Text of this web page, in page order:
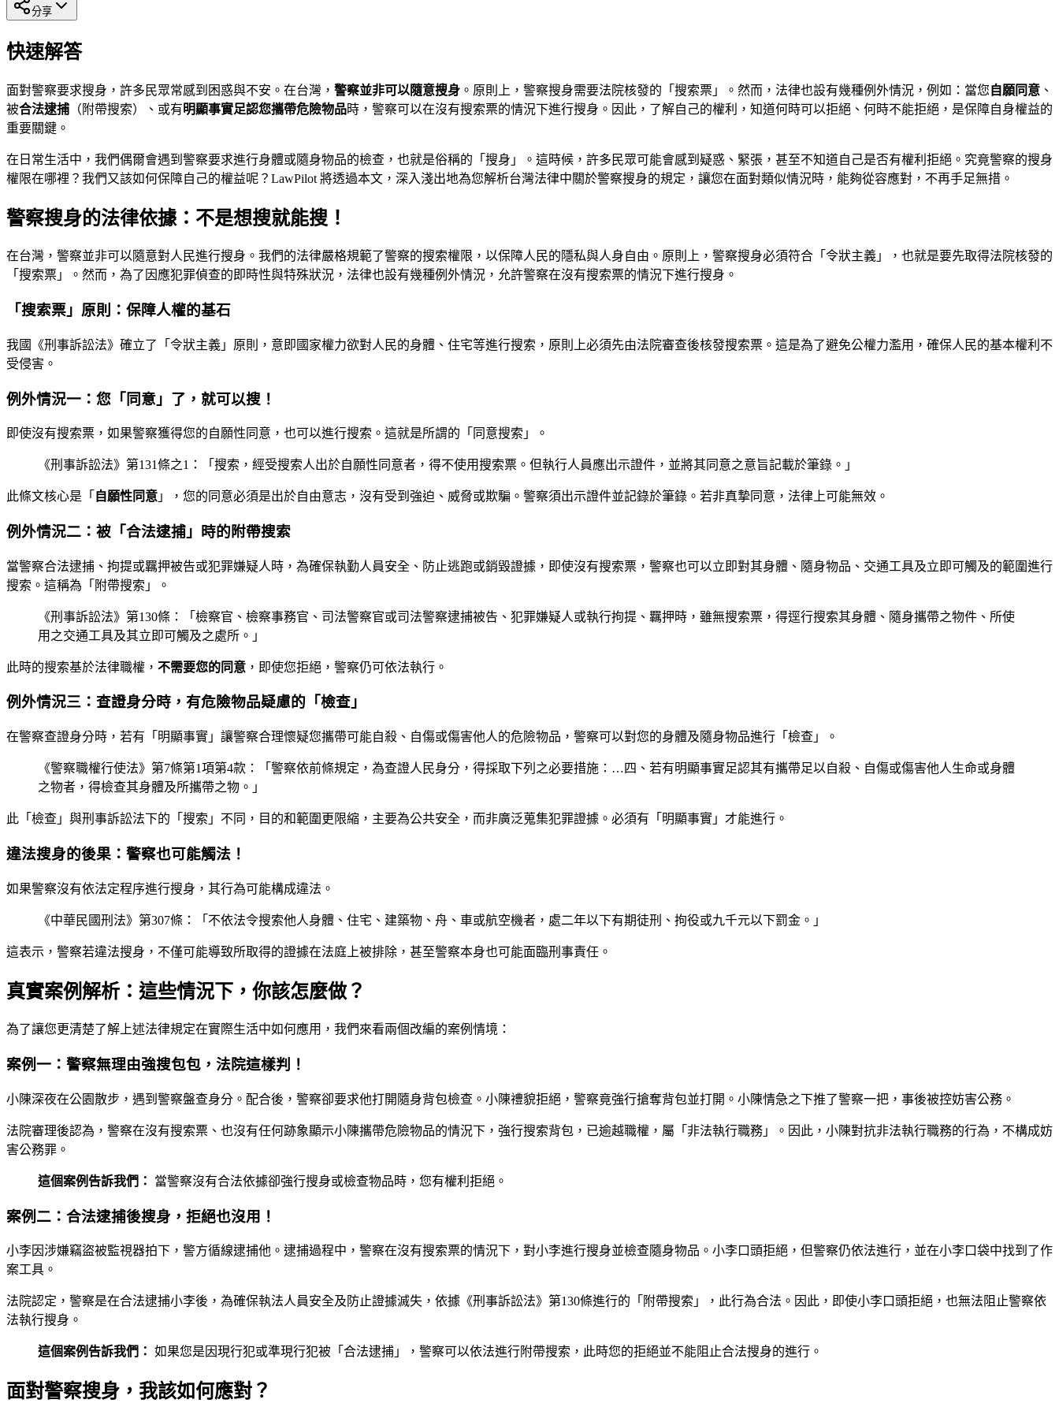
分享
快速解答
面對警察要求搜身，許多民眾常感到困惑與不安。在台灣， 警察並非可以隨意搜身 。原則上，警察搜身需要法院核發的「搜索票」。然而，法律也設有幾種例外情況，例如：當您 自願同意 、
被合法逮捕 （附帶搜索）、或有明顯事實足認您攜帶危險物品時，警察可以在沒有搜索票的情況下進行搜身。因此，了解自己的權利，知道何時可以拒絕、何時不能拒絕，是保障自身權益的
重要關鍵。
在日常生活中，我們偶爾會遇到警察要求進行身體或隨身物品的檢查，也就是俗稱的「搜身」。這時候，許多民眾可能會感到疑惑、緊張，甚至不知道自己是否有權利拒絕。究竟警察的搜身
權限在哪裡？我們又該如何保障自己的權益呢？LawPilot 將透過本文，深入淺出地為您解析台灣法律中關於警察搜身的規定，讓您在面對類似情況時，能夠從容應對，不再手足無措。
警察搜身的法律依據：不是想搜就能搜！
在台灣，警察並非可以隨意對人民進行搜身。我們的法律嚴格規範了警察的搜索權限，以保障人民的隱私與人身自由。原則上，警察搜身必須符合「令狀主義」，也就是要先取得法院核發的
「搜索票」。然而，為了因應犯罪偵查的即時性與特殊狀況，法律也設有幾種例外情況，允許警察在沒有搜索票的情況下進行搜身。
「搜索票」原則：保障人權的基石
我國《刑事訴訟法》確立了「令狀主義」原則，意即國家權力欲對人民的身體、住宅等進行搜索，原則上必須先由法院審查後核發搜索票。這是為了避免公權力濫用，確保人民的基本權利不
受侵害。
例外情況一：您「同意」了，就可以搜！
即使沒有搜索票，如果警察獲得您的自願性同意，也可以進行搜索。這就是所謂的「同意搜索」。
《刑事訴訟法》第131條之1：「搜索，經受搜索人出於自願性同意者，得不使用搜索票。但執行人員應出示證件，並將其同意之意旨記載於筆錄。」
此條文核心是「 自願性同意 」，您的同意必須是出於自由意志，沒有受到強迫、威脅或欺騙。警察須出示證件並記錄於筆錄。若非真摯同意，法律上可能無效。
例外情況二：被「合法逮捕」時的附帶搜索
當警察合法逮捕、拘提或羈押被告或犯罪嫌疑人時，為確保執勤人員安全、防止逃跑或銷毀證據，即使沒有搜索票，警察也可以立即對其身體、隨身物品、交通工具及立即可觸及的範圍進行
搜索。這稱為「附帶搜索」。
《刑事訴訟法》第130條：「檢察官、檢察事務官、司法警察官或司法警察逮捕被告、犯罪嫌疑人或執行拘提、羈押時，雖無搜索票，得逕行搜索其身體、隨身攜帶之物件、所使
用之交通工具及其立即可觸及之處所。」
此時的搜索基於法律職權， 不需要您的同意 ，即使您拒絕，警察仍可依法執行。
例外情況三：查證身分時，有危險物品疑慮的「檢查」
在警察查證身分時，若有「明顯事實」讓警察合理懷疑您攜帶可能自殺、自傷或傷害他人的危險物品，警察可以對您的身體及隨身物品進行「檢查」。
《警察職權行使法》第7條第1項第4款：「警察依前條規定，為查證人民身分，得採取下列之必要措施：…四、若有明顯事實足認其有攜帶足以自殺、自傷或傷害他人生命或身體
之物者，得檢查其身體及所攜帶之物。」
此「檢查」與刑事訴訟法下的「搜索」不同，目的和範圍更限縮，主要為公共安全，而非廣泛蒐集犯罪證據。必須有「明顯事實」才能進行。
違法搜身的後果：警察也可能觸法！
如果警察沒有依法定程序進行搜身，其行為可能構成違法。
《中華民國刑法》第307條：「不依法令搜索他人身體、住宅、建築物、舟、車或航空機者，處二年以下有期徒刑、拘役或九千元以下罰金。」
這表示，警察若違法搜身，不僅可能導致所取得的證據在法庭上被排除，甚至警察本身也可能面臨刑事責任。
真實案例解析：這些情況下，你該怎麼做？
為了讓您更清楚了解上述法律規定在實際生活中如何應用，我們來看兩個改編的案例情境：
案例一：警察無理由強搜包包，法院這樣判！
小陳深夜在公園散步，遇到警察盤查身分。配合後，警察卻要求他打開隨身背包檢查。小陳禮貌拒絕，警察竟強行搶奪背包並打開。小陳情急之下推了警察一把，事後被控妨害公務。
法院審理後認為，警察在沒有搜索票、也沒有任何跡象顯示小陳攜帶危險物品的情況下，強行搜索背包，已逾越職權，屬「非法執行職務」。因此，小陳對抗非法執行職務的行為，不構成妨
害公務罪。
這個案例告訴我們： 當警察沒有合法依據卻強行搜身或檢查物品時，您有權利拒絕。
案例二：合法逮捕後搜身，拒絕也沒用！
小李因涉嫌竊盜被監視器拍下，警方循線逮捕他。逮捕過程中，警察在沒有搜索票的情況下，對小李進行搜身並檢查隨身物品。小李口頭拒絕，但警察仍依法進行，並在小李口袋中找到了作
案工具。
法院認定，警察是在合法逮捕小李後，為確保執法人員安全及防止證據滅失，依據《刑事訴訟法》第130條進行的「附帶搜索」，此行為合法。因此，即使小李口頭拒絕，也無法阻止警察依
法執行搜身。
這個案例告訴我們： 如果您是因現行犯或準現行犯被「合法逮捕」，警察可以依法進行附帶搜索，此時您的拒絕並不能阻止合法搜身的進行。
面對警察搜身，我該如何應對？